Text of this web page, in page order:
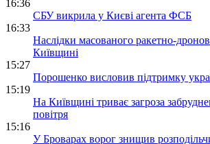
16:36
СБУ викрила у Києві агента ФСБ
16:33
Наслідки масованого ракетно-
Київщині
15:27
Порошенко висловив підтримку
15:19
На Київщині триває загроза
повітря
15:16
У Броварах ворог знищив